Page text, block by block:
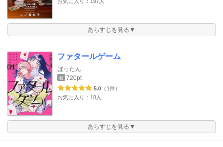
あらすじを見る▼
ファタールゲーム
ばったん
巻 720pt
5.0 （1件）
お気に入り：18人
あらすじを見る▼